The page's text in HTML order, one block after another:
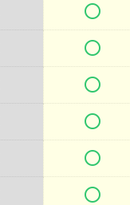





